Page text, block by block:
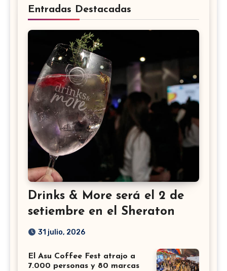
Entradas Destacadas
Drinks & More será el 2 de
setiembre en el Sheraton
31 julio, 2026
El Asu Coffee Fest atrajo a
7.000 personas y 80 marcas